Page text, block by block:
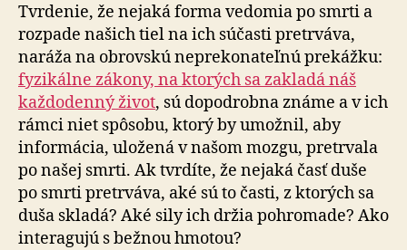
Tvrdenie, že nejaká forma vedomia po smrti a
rozpade našich tiel na ich súčasti pretrváva,
naráža na obrovskú neprekonateľnú prekážku:
fyzikálne zákony, na ktorých sa zakladá náš
každodenný život, sú dopodrobna známe a v ich
rámci niet spôsobu, ktorý by umožnil, aby
informácia, uložená v našom mozgu, pretrvala
po našej smrti. Ak tvrdíte, že nejaká časť duše
po smrti pretrváva, aké sú to časti, z ktorých sa
duša skladá? Aké sily ich držia pohromade? Ako
interagujú s bežnou hmotou?